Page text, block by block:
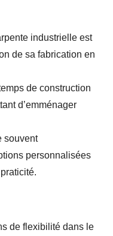
industrielle est
de sa fabrication en
de construction
d’emménager
souvent
personnalisées
de flexibilité dans le